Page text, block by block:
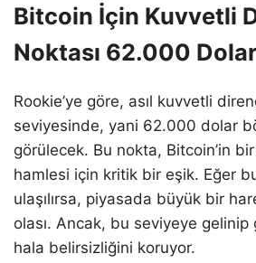
Bitcoin İçin Kuvvetli
Noktası 62.000 Dolar
Rookie’ye göre, asıl kuvvetli
seviyesinde, yani 62.000 dolar
görülecek. Bu nokta, Bitcoin’in
hamlesi için kritik bir eşik. Eğer
ulaşılırsa, piyasada büyük bir
olası. Ancak, bu seviyeye gelinip
hala belirsizliğini koruyor.